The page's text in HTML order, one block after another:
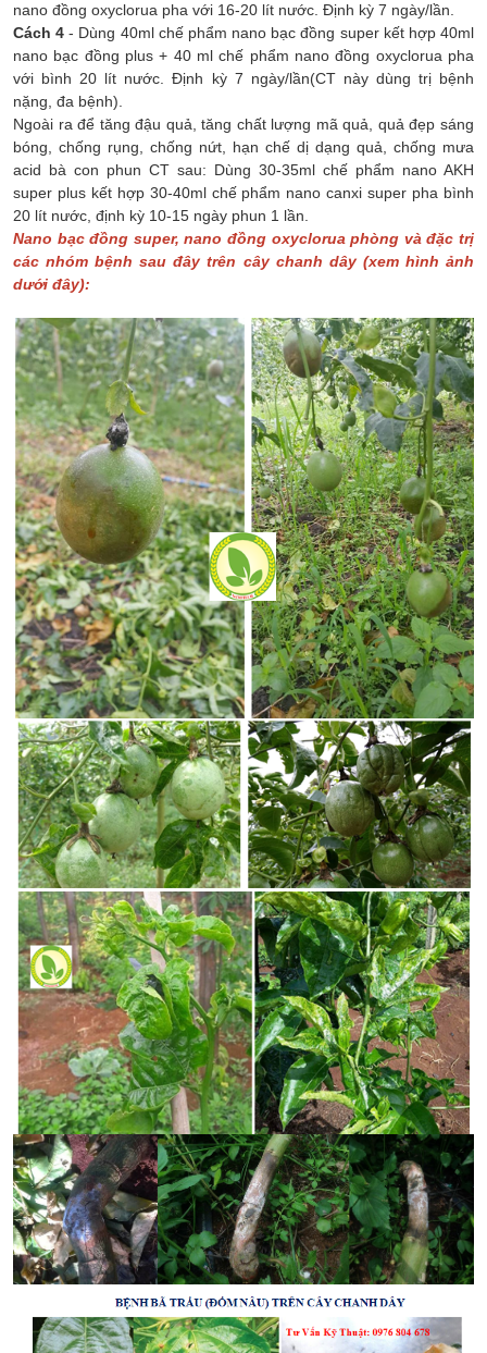
nano đồng oxyclorua pha với 16-20 lít nước. Định kỳ 7 ngày/lần.
Cách 4 - Dùng 40ml chế phẩm nano bạc đồng super kết hợp 40ml
nano bạc đồng plus + 40 ml chế phẩm nano đồng oxyclorua pha
với bình 20 lít nước. Định kỳ 7 ngày/lần(CT này dùng trị bệnh
nặng, đa bệnh).
Ngoài ra để tăng đậu quả, tăng chất lượng mã quả, quả đẹp sáng
bóng, chống rụng, chống nứt, hạn chế dị dạng quả, chống mưa
acid bà con phun CT sau: Dùng 30-35ml chế phẩm nano AKH
super plus kết hợp 30-40ml chế phẩm nano canxi super pha bình
20 lít nước, định kỳ 10-15 ngày phun 1 lần.
Nano bạcđồng super, nanođồng oxyclorua phòng vàđặc trị
các nhóm bệnh sauđây trên cây chanh dây (xem hìnhảnh
dưới đây):